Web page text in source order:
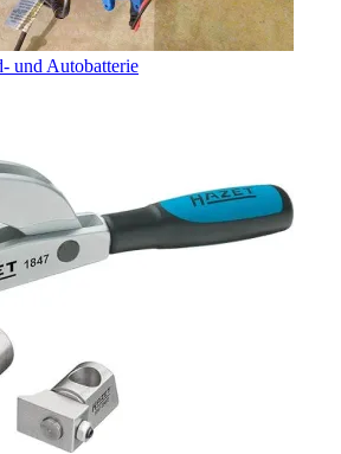
und Autobatterie